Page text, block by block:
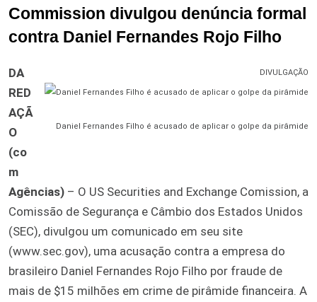
Commission divulgou denúncia formal
contra Daniel Fernandes Rojo Filho
DIVULGAÇÃO
Daniel Fernandes Filho é acusado de aplicar o golpe da pirâmide
DA
RED
AÇÃ
O
(co
m
Agências) – O US Securities and Exchange Comission, a
Comissão de Segurança e Câmbio dos Estados Unidos
(SEC), divulgou um comunicado em seu site
(www.sec.gov), uma acusação contra a empresa do
brasileiro Daniel Fernandes Rojo Filho por fraude de
mais de $15 milhões em crime de pirâmide financeira. A